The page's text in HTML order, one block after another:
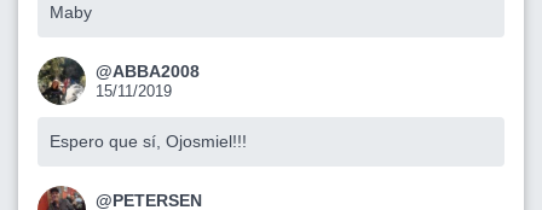
Maby
@ABBA2008
15/11/2019
Espero que sí, Ojosmiel!!!
@PETERSEN